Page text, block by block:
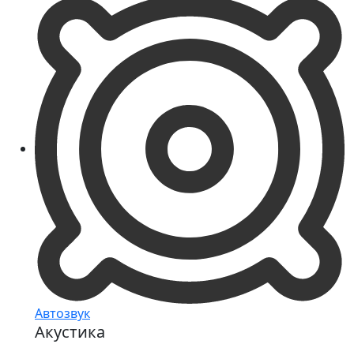
Автозвук
Акустика